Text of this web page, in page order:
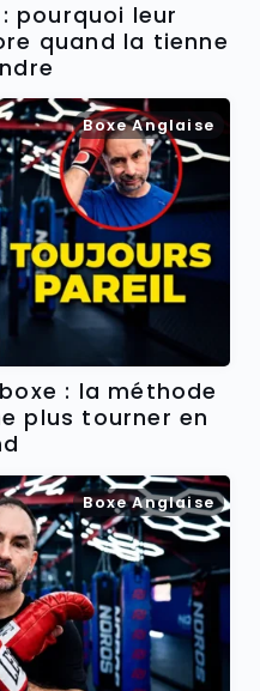
pourquoi leur
quand la tienne
Boxe Anglaise
: la méthode
plus tourner en
Boxe Anglaise